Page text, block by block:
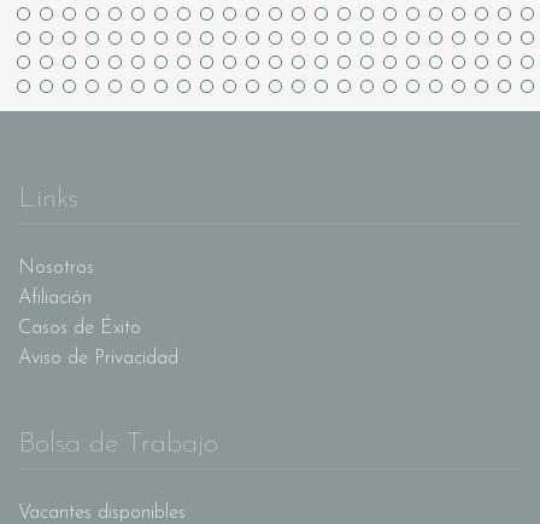
Links
Nosotros
Afiliación
Casos de Éxito
Aviso de Privacidad
Bolsa de Trabajo
Vacantes disponibles